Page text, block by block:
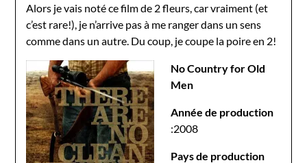
Alors je vais noté ce film de 2 fleurs, car vraiment (et
c’est rare!), je n’arrive pas à me ranger dans un sens
comme dans un autre. Du coup, je coupe la poire en 2!
No Country for Old
Men
Année de production
:2008
Pays de production